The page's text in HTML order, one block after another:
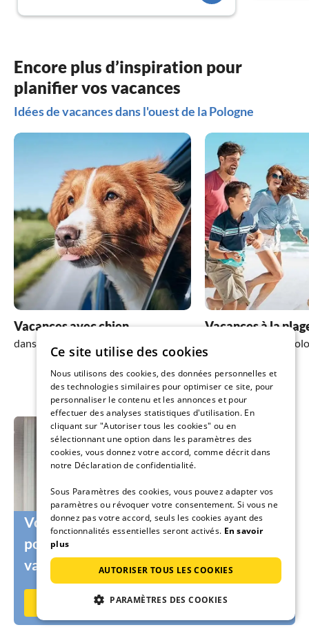
Encore plus d’inspiration pour
planifier vos vacances
Idées de vacances dans l'ouest de la Pologne
Vacances avec chien
dans l'ouest de la Pologne
Vacances à la
dans l'ouest de la
Vous cherchez encore le vacancier idéal
pour votre logement ou votre maison de
vacances ?
Louez dès maintenant sur Ferienhausmiete.de
Ce site utilise des cookies
Nous utilisons des cookies, des données personnelles et
des technologies similaires pour optimiser ce site, pour
personnaliser le contenu et les annonces et pour
effectuer des analyses statistiques d'utilisation. En
cliquant sur "Autoriser tous les cookies" ou en
sélectionnant une option dans les paramètres des
cookies, vous donnez votre accord, comme décrit dans
notre Déclaration de confidentialité.
Sous Paramètres des cookies, vous pouvez adapter vos
paramètres ou révoquer votre consentement. Si vous ne
donnez pas votre accord, seuls les cookies ayant des
fonctionnalités essentielles seront activés. En savoir
plus
AUTORISER TOUS LES COOKIES
PARAMÈTRES DES COOKIES